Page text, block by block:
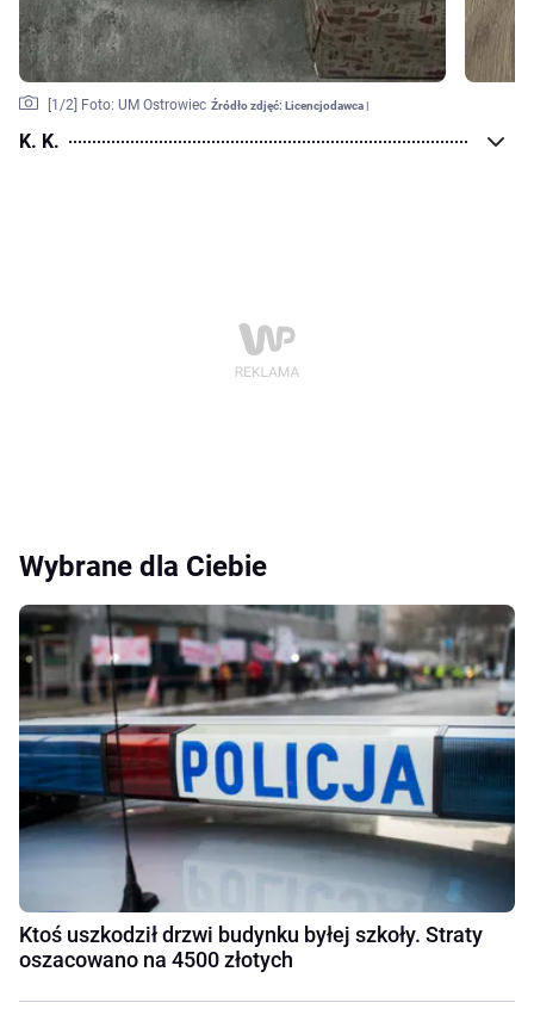
1 /2] Foto: UM Ostrowiec Źródło zdjęć: Licencjodawca |
K. K.
Wybrane dla Ciebie
Ktoś uszkodził drzwi budynku byłej szkoły. Straty
oszacowano na 4500 złotych